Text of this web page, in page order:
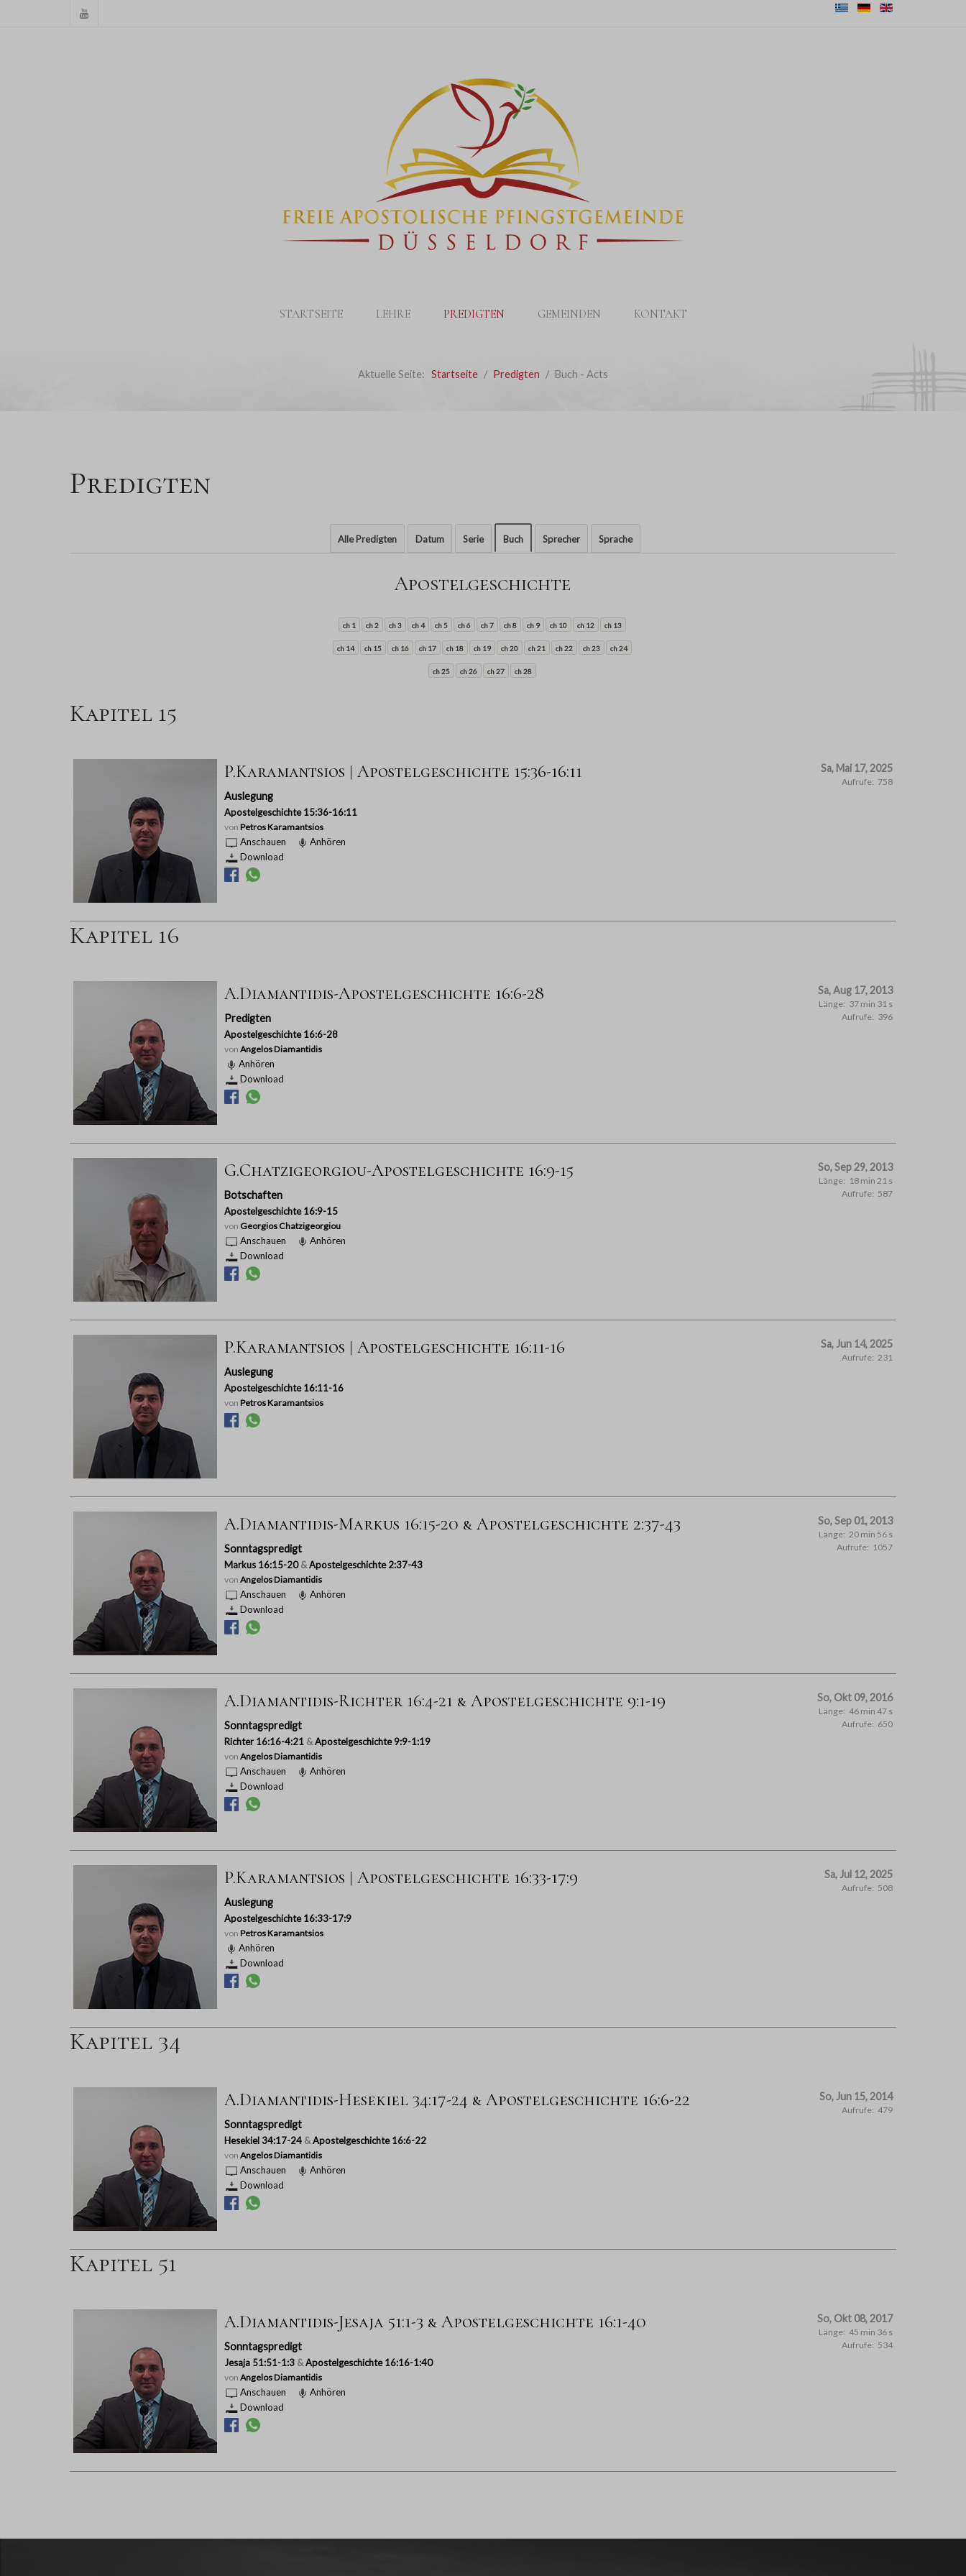
STARTSEITE LEHRE PREDIGTEN GEMEINDEN KONTAKT
Aktuelle Seite: Startseite Predigten Buch - Acts
Predigten
Alle Predigten Datum Serie Buch Sprecher Sprache
Apostelgeschichte
ch 1 ch 2 ch 3 ch 4 ch 5 ch 6 ch 7 ch 8 ch 9 ch 10 ch 12 ch 13
ch 14 ch 15 ch 16 ch 17 ch 18 ch 19 ch 20 ch 21 ch 22 ch 23 ch 24
ch 25 ch 26 ch 27 ch 28
Kapitel 15
Sa, Mai 17, 2025
Aufrufe: 758
P.Karamantsios | Apostelgeschichte 15:36-16:11
Auslegung
Apostelgeschichte 15:36-16:11
von Petros Karamantsios
Anschauen
Anhören
Download
Kapitel 16
Sa, Aug 17, 2013
Länge: 37 min 31 s
Aufrufe: 396
A.Diamantidis-Apostelgeschichte 16:6-28
Predigten
Apostelgeschichte 16:6-28
von Angelos Diamantidis
Anhören
Download
So, Sep 29, 2013
Länge: 18 min 21 s
Aufrufe: 587
G.Chatzigeorgiou-Apostelgeschichte 16:9-15
Botschaften
Apostelgeschichte 16:9-15
von Georgios Chatzigeorgiou
Anschauen
Anhören
Download
Sa, Jun 14, 2025
Aufrufe: 231
P.Karamantsios | Apostelgeschichte 16:11-16
Auslegung
Apostelgeschichte 16:11-16
von Petros Karamantsios
So, Sep 01, 2013
Länge: 20 min 56 s
Aufrufe: 1057
A.Diamantidis-Markus 16:15-20 & Apostelgeschichte 2:37-43
Sonntagspredigt
Markus 16:15-20&Apostelgeschichte 2:37-43
von Angelos Diamantidis
Anschauen
Anhören
Download
So, Okt 09, 2016
Länge: 46 min 47 s
Aufrufe: 650
A.Diamantidis-Richter 16:4-21 & Apostelgeschichte 9:1-19
Sonntagspredigt
Richter 16:16-4:21 &Apostelgeschichte 9:9-1:19
von Angelos Diamantidis
Anschauen
Anhören
Download
Sa, Jul 12, 2025
Aufrufe: 508
P.Karamantsios | Apostelgeschichte 16:33-17:9
Auslegung
Apostelgeschichte 16:33-17:9
von Petros Karamantsios
Anhören
Download
Kapitel 34
So, Jun 15, 2014
Aufrufe: 479
A.Diamantidis-Hesekiel 34:17-24 & Apostelgeschichte 16:6-22
Sonntagspredigt
Hesekiel 34:17-24 &Apostelgeschichte 16:6-22
von Angelos Diamantidis
Anschauen
Anhören
Download
Kapitel 51
So, Okt 08, 2017
Länge: 45 min 36 s
Aufrufe: 534
A.Diamantidis-Jesaja 51:1-3 & Apostelgeschichte 16:1-40
Sonntagspredigt
Jesaja 51:51-1:3 &Apostelgeschichte 16:16-1:40
von Angelos Diamantidis
Anschauen
Anhören
Download